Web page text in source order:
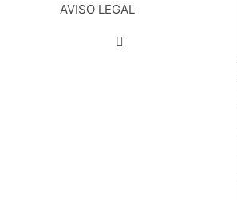
AVISO LEGAL